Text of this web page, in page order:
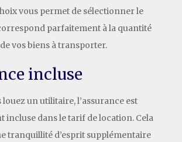
vous permet de sélectionner le
parfaitement à la quantité
vos biens à transporter.
incluse
un utilitaire, l’assurance est
incluse dans le tarif de location. Cela
tranquillité d’esprit supplémentaire